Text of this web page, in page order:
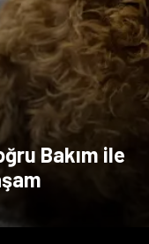
Bakım ile